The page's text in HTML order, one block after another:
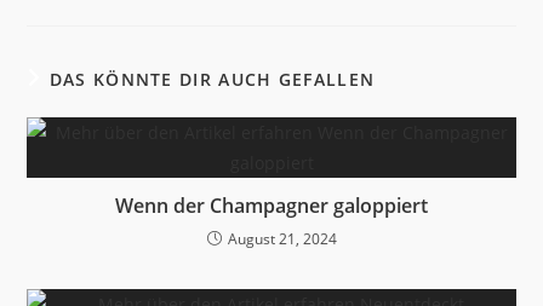
DAS KÖNNTE DIR AUCH GEFALLEN
Wenn der Champagner galoppiert
August 21, 2024